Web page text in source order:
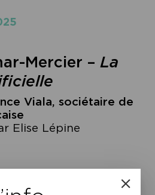
Mercier – La
Viala, sociétaire de
Elise Lépine
met en scène un
des